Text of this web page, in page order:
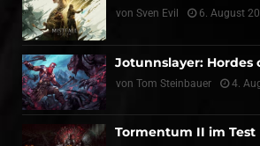
von Sven Evil 6. August
Jotunnslayer: Hordes
von Tom Steinbauer 4.
Tormentum II im Test